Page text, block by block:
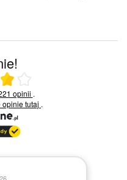
na 5
opinii .
opinietutaj .